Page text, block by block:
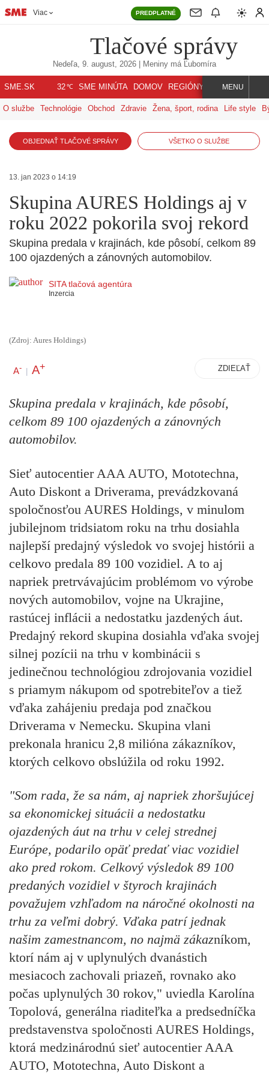
Viac PREDPLATNÉ
Tlačové správy
Nedeľa, 9. august, 2026 | Meniny má Ľubomíra
SME.SK 32℃ SME MINÚTA DOMOV REGIÓNY INDEX SVET
MENU
O službe Technológie Obchod Zdravie Žena, šport, rodina Life style
OBJEDNAŤ TLAČOVÉ SPRÁVY VŠETKO O SLUŽBE
13. jan 2023 o 14:19
Skupina AURES Holdings aj v
roku 2022 pokorila svoj rekord
Skupina predala v krajinách, kde pôsobí, celkom 89
100 ojazdených a zánovných automobilov.
SITA tlačová agentúra
Inzercia
(Zdroj: Aures Holdings)
A- | A+ ZDIEĽAŤ
Skupina predala v krajinách, kde pôsobí,
celkom 89 100 ojazdených a zánovných
automobilov.
Sieť autocentier AAA AUTO, Mototechna,
Auto Diskont a Driverama, prevádzkovaná
spoločnosťou AURES Holdings, v minulom
jubilejnom tridsiatom roku na trhu dosiahla
najlepší predajný výsledok vo svojej histórii a
celkovo predala 89 100 vozidiel. A to aj
napriek pretrvávajúcim problémom vo výrobe
nových automobilov, vojne na Ukrajine,
rastúcej inflácii a nedostatku jazdených áut.
Predajný rekord skupina dosiahla vďaka svojej
silnej pozícii na trhu v kombinácii s
jedinečnou technológiou zdrojovania vozidiel
s priamym nákupom od spotrebiteľov a tiež
vďaka zahájeniu predaja pod značkou
Driverama v Nemecku. Skupina vlani
prekonala hranicu 2,8 milióna zákazníkov,
ktorých celkovo obslúžila od roku 1992.
"Som rada, že sa nám, aj napriek zhoršujúcej
sa ekonomickej situácii a nedostatku
ojazdených áut na trhu v celej strednej
Európe, podarilo opäť predať viac vozidiel
ako pred rokom. Celkový výsledok 89 100
predaných vozidiel v štyroch krajinách
považujem vzhľadom na náročné okolnosti na
trhu za veľmi dobrý. Vďaka patrí jednak
našim zamestnancom, no najmä zákazníkom,
ktorí nám aj v uplynulých dvanástich
mesiacoch zachovali priazeň, rovnako ako
počas uplynulých 30 rokov," uviedla Karolína
Topolová, generálna riaditeľka a predsedníčka
predstavenstva spoločnosti AURES Holdings,
ktorá medzinárodnú sieť autocentier AAA
AUTO, Mototechna, Auto Diskont a